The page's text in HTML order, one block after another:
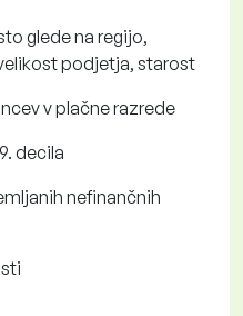
glede na regijo,
podjetja, starost
v plačne razrede
decila
nefinančnih